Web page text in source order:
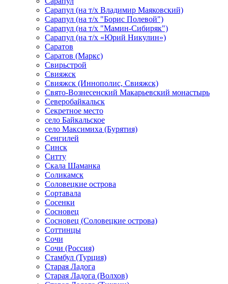
Сарапул (на т/х Владимир Маяковский)
Сарапул (на т/х "Борис Полевой")
Сарапул (на т/х "Мамин-Сибиряк")
Сарапул (на т/х «Юрий Никулин»)
Саратов
Саратов (Маркс)
Свирьстрой
Свияжск
Свияжск (Иннополис, Свияжск)
Свято-Вознесенский Макарьевский монастырь
Северобайкальск
Секретное место
село Байкальское
село Максимиха (Бурятия)
Сенгилей
Синск
Ситту
Скала Шаманка
Соликамск
Соловецкие острова
Сортавала
Сосенки
Сосновец
Сосновец (Соловецкие острова)
Соттинцы
Сочи
Сочи (Россия)
Стамбул (Турция)
Старая Ладога
Старая Ладога (Волхов)